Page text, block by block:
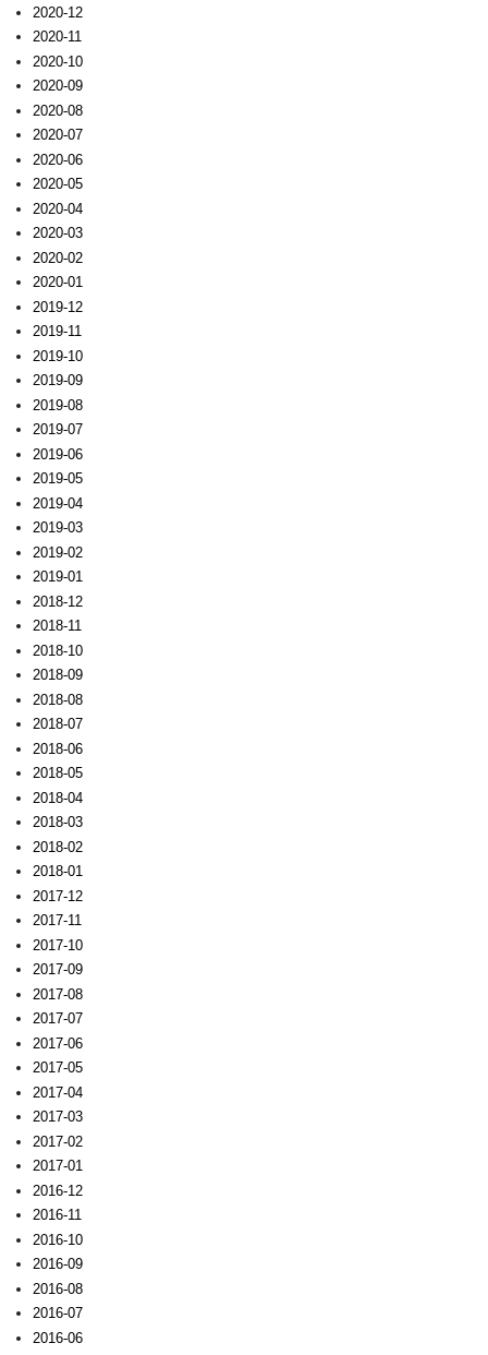
2020-12
2020-11
2020-10
2020-09
2020-08
2020-07
2020-06
2020-05
2020-04
2020-03
2020-02
2020-01
2019-12
2019-11
2019-10
2019-09
2019-08
2019-07
2019-06
2019-05
2019-04
2019-03
2019-02
2019-01
2018-12
2018-11
2018-10
2018-09
2018-08
2018-07
2018-06
2018-05
2018-04
2018-03
2018-02
2018-01
2017-12
2017-11
2017-10
2017-09
2017-08
2017-07
2017-06
2017-05
2017-04
2017-03
2017-02
2017-01
2016-12
2016-11
2016-10
2016-09
2016-08
2016-07
2016-06